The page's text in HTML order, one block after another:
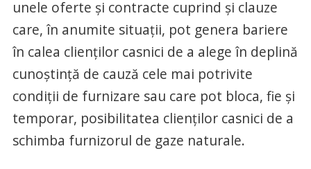
unele oferte şi contracte cuprind şi clauze
care, în anumite situaţii, pot genera bariere
în calea clienţilor casnici de a alege în deplină
cunoştinţă de cauză cele mai potrivite
condiţii de furnizare sau care pot bloca, fie şi
temporar, posibilitatea clienţilor casnici de a
schimba furnizorul de gaze naturale.